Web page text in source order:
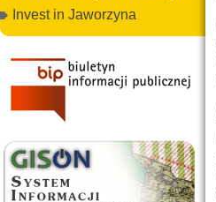
Invest in Jaworzyna